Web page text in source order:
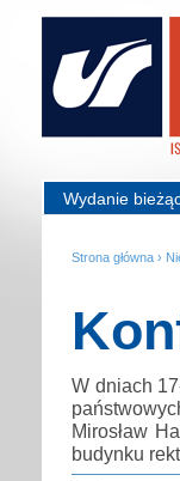
Wydanie
Strona główna ›
W dniach
Mirosław
budynku